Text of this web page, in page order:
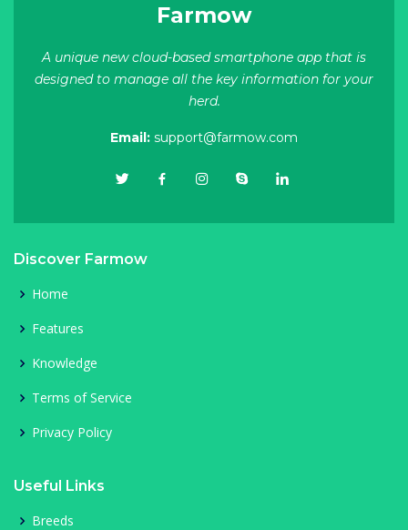
Farmow
A unique new cloud-based smartphone app that is
designed to manage all the key information for your
herd.
Email: support@farmow.com
Discover Farmow
Home
Features
Knowledge
Terms of Service
Privacy Policy
Useful Links
Breeds